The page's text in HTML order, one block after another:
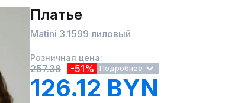
Платье
Matini 3.1599 лиловый
Розничная цена:
257.38 -51% Подробнее
126.12 BYN